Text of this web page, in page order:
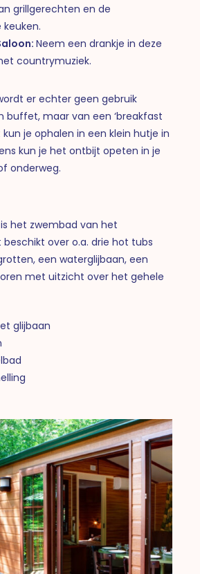
grillgerechten en de
keuken.
Neem een drankje in deze
countrymuziek.
er echter geen gebruik
buffet, maar van een ‘breakfast
kun je ophalen in een klein hutje in
kun je het ontbijt opeten in je
onderweg.
is het zwembad van het
beschikt over o.a. drie hot tubs
een waterglijbaan, een
met uitzicht over het gehele
glijbaan